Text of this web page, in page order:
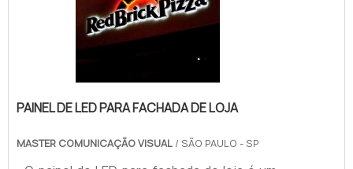
elétrico e mecânico padrão, cujo
desempenho é garantido .
PAINEL DE LED PARA FACHADA DE LOJA
MASTER COMUNICAÇÃO VISUAL / SÃO PAULO - SP